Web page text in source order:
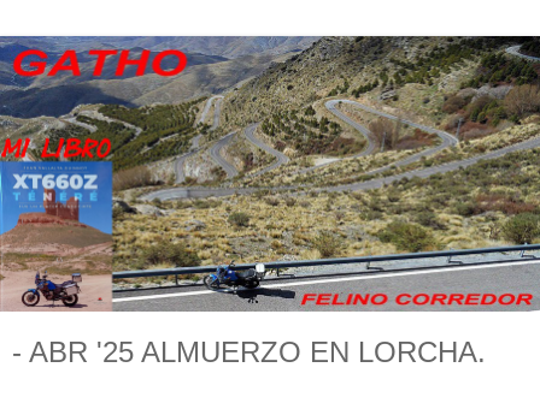
- ABR '25 ALMUERZO EN LORCHA.